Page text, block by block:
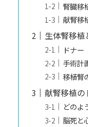
腎臓移
献腎移
生体腎移
ドナー
手術計
移植腎
献腎移植の
どのよ
脳死と